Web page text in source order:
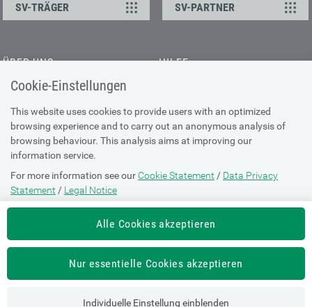
Cookie-Einstellungen
This website uses cookies to provide users with an optimized
browsing experience and to carry out an anonymous analysis of
browsing behaviour. This analysis aims at improving our
information service.
For more information see our Cookie Statement / Data Privacy
Statement / Legal Notice
Alle Cookies akzeptieren
Nur essentielle Cookies akzeptieren
Individuelle Einstellung einblenden
SV-TRÄGER SV-PARTNER
ÜBER UNS
Kontakt
Offene Stellen
Presse
HILFE
Browser-Info & Sicherheit
Hilfe zur Suche
Technische Unterstützung
DATENSCHUTZ
Cookie-Erklärung
Datenschutz-Erklärung
Impressum
Nutzungsbestimmungen